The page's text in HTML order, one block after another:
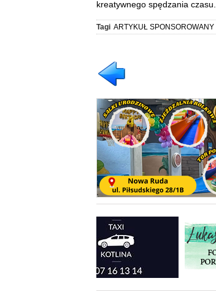
kreatywnego spędzania czasu.
Tagi ARTYKUŁ SPONSOROWANY